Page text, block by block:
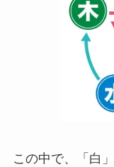
この中で、「白